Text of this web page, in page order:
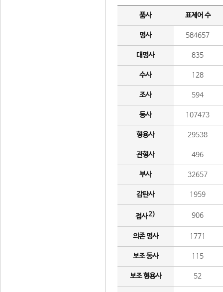
품사 표제어 수
명사 584657
대명사 835
수사 128
조사 594
동사 107473
형용사 29538
관형사 496
부사 32657
감탄사 1959
접사2) 906
의존 명사 1771
보조 동사 115
보조 형용사 52